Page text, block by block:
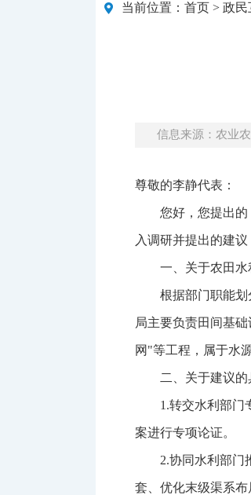
当前位置： 首页 > 政民
信息来源：农业
尊敬的李静代表：
您好，您提出
入调研并提出的建
一、关于农田
根据部门职能
局主要负责田间基
网"等工程，属于水
二、关于建议
1.转交水利部门
案进行专项论证。
2.协同水利部门
套、优化末级渠系布